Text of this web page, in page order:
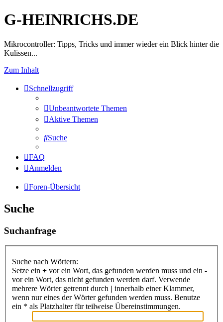
G-HEINRICHS.DE
Mikrocontroller: Tipps, Tricks und immer wieder ein Blick hinter die
Kulissen...
Zum Inhalt
Schnellzugriff
Unbeantwortete Themen
Aktive Themen
Suche
FAQ
Anmelden
Foren-Übersicht
Suche
Suchanfrage
Suche nach Wörtern:
Setze ein + vor ein Wort, das gefunden werden muss und ein -
vor ein Wort, das nicht gefunden werden darf. Verwende
mehrere Wörter getrennt durch | innerhalb einer Klammer,
wenn nur eines der Wörter gefunden werden muss. Benutze
ein * als Platzhalter für teilweise Übereinstimmungen.